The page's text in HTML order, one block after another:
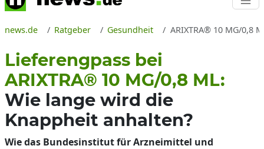
news.de Ratgeber Gesundheit ARIXTRA® 10 MG/0,8
Lieferengpass bei
ARIXTRA® 10 MG/0,8 ML:
Wie lange wird die
Knappheit anhalten?
Wie das Bundesinstitut für Arzneimittel und